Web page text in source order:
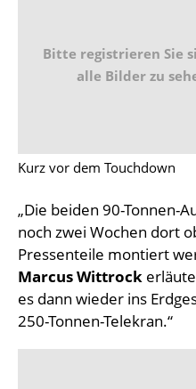
Bitte registrieren Sie
alle Bilder zu
Kurz vor dem Touchdown
„Die beiden 90-Tonnen-
noch zwei Wochen dort
Pressenteile montiert
Marcus Wittrock
es dann wieder ins
250-Tonnen-Telekran.“